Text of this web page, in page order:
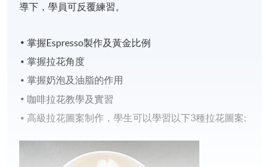
導下，學員可反覆練習。
掌握Espresso製作及黃金比例
掌握拉花角度
掌握奶泡及油脂的作用
咖啡拉花教學及實習
高級拉花圖案制作，學生可以學習以下3種拉花圖案: